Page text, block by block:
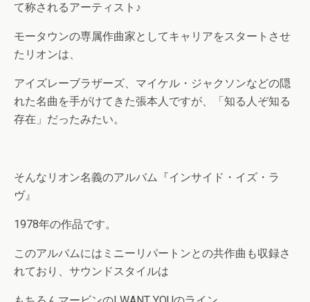
て称されるアーティスト♪
モータウンの専属作曲家としてキャリアをスタートさせ
たリオンは、
アイズレーブラザーズ、マイケル・ジャクソンなどの隠
れた名曲を手がけてきた張本人ですが、「知る人ぞ知る
存在」だったみたい。
そんなリオン名義のアルバム『インサイド・イズ・ラ
ヴ』
1978年の作品です。
このアルバムにはミニーリパートンとの共作曲も収録さ
れており、サウンドスタイルは